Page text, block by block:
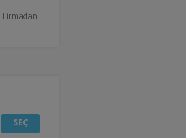
Firmadan
SEÇ